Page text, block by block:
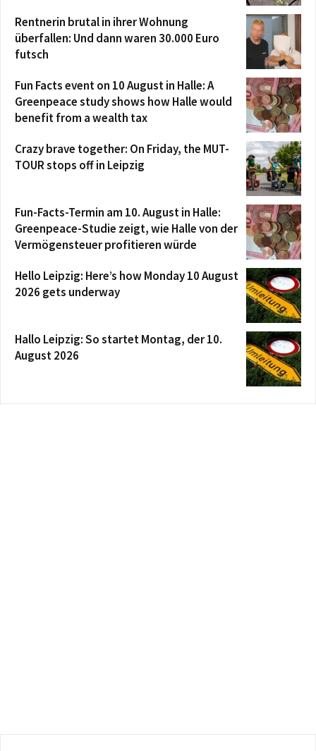
Rentnerin brutal in ihrer Wohnung
überfallen: Und dann waren 30.000 Euro
futsch
Fun Facts event on 10 August in Halle: A
Greenpeace study shows how Halle would
benefit from a wealth tax
Crazy brave together: On Friday, the MUT-
TOUR stops off in Leipzig
Fun-Facts-Termin am 10. August in Halle:
Greenpeace-Studie zeigt, wie Halle von der
Vermögensteuer profitieren würde
Hello Leipzig: Here’s how Monday 10 August
2026 gets underway
Hallo Leipzig: So startet Montag, der 10.
August 2026